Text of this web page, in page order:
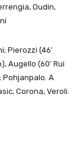
Oudin,
Pierozzi (46′
Augello (60′ Rui
Pohjanpalo. A
Corona, Veroli.